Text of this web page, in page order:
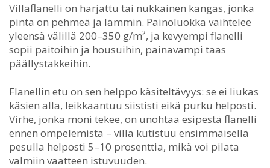
Villaflanelli on harjattu tai nukkainen kangas, jonka
pinta on pehmeä ja lämmin. Painoluokka vaihtelee
yleensä välillä 200–350 g/m², ja kevyempi flanelli
sopii paitoihin ja housuihin, painavampi taas
päällystakkeihin.
Flanellin etu on sen helppo käsiteltävyys: se ei liukas
käsien alla, leikkaantuu siististi eikä purku helposti.
Virhe, jonka moni tekee, on unohtaa esipestä flanelli
ennen ompelemista – villa kutistuu ensimmäisellä
pesulla helposti 5–10 prosenttia, mikä voi pilata
valmiin vaatteen istuvuuden.